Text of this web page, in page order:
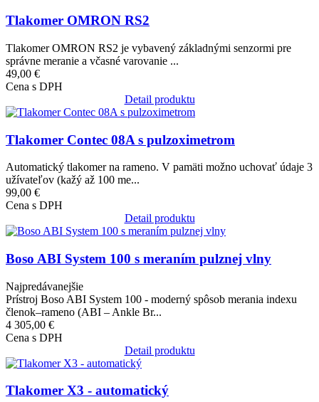
Tlakomer OMRON RS2
Tlakomer OMRON RS2 je vybavený základnými senzormi pre
správne meranie a včasné varovanie ...
49,00 €
Cena s DPH
Detail produktu
Obrázok
Tlakomer Contec 08A s pulzoximetrom
Automatický tlakomer na rameno. V pamäti možno uchovať údaje 3
užívateľov (kažý až 100 me...
99,00 €
Cena s DPH
Detail produktu
Obrázok
Boso ABI System 100 s meraním pulznej vlny
Najpredávanejšie
Prístroj Boso ABI System 100 - moderný spôsob merania indexu
členok–rameno (ABI – Ankle Br...
4 305,00 €
Cena s DPH
Detail produktu
Obrázok
Tlakomer X3 - automatický